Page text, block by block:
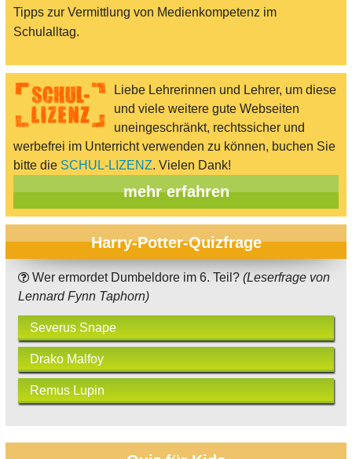
Tipps zur Vermittlung von Medienkompetenz im
Schulalltag.
Liebe Lehrerinnen und Lehrer, um diese
und viele weitere gute Webseiten
uneingeschränkt, rechtssicher und
werbefrei im Unterricht verwenden zu können, buchen Sie
bitte die SCHUL-LIZENZ. Vielen Dank!
mehr erfahren
Harry-Potter-Quizfrage
Wer ermordet Dumbeldore im 6. Teil? (Leserfrage von
Lennard Fynn Taphorn)
Severus Snape
Drako Malfoy
Remus Lupin